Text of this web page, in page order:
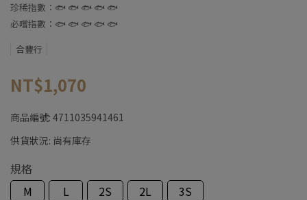
珍稀指數：🐟 🐟 🐟 🐟 🐟
必嚐指數：🐟 🐟 🐟 🐟 🐟
合豐行
NT$1,070
商品編號: 4711035941461
供貨狀況: 尚有庫存
規格
M
L 2S 2L 3S